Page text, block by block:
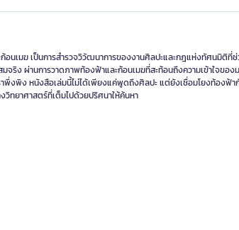
อนเมฆ เป็นการสำรวจวิวัฒนาการของงานศิลปะและกฎแห่งทัศนมิติที่
จริง ผ่านการวาดภาพท้องฟ้าและก้อนเมฆที่สะท้อนถึงความเข้าใจของ
ราพึ่งพิง หนังสือเล่มนี้ไม่ได้เพียงแค่พูดถึงศิลปะ แต่ยังเชื่อมโยงท้องฟ้
ยาศาสตร์ที่เต็มไปด้วยปริศนาให้ค้นหา